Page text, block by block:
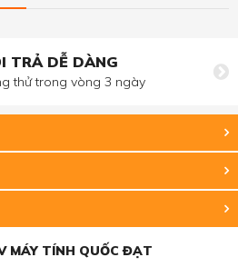
TRẢ DỄ DÀNG
thử trong vòng 3 ngày
MÁY TÍNH QUỐC ĐẠT